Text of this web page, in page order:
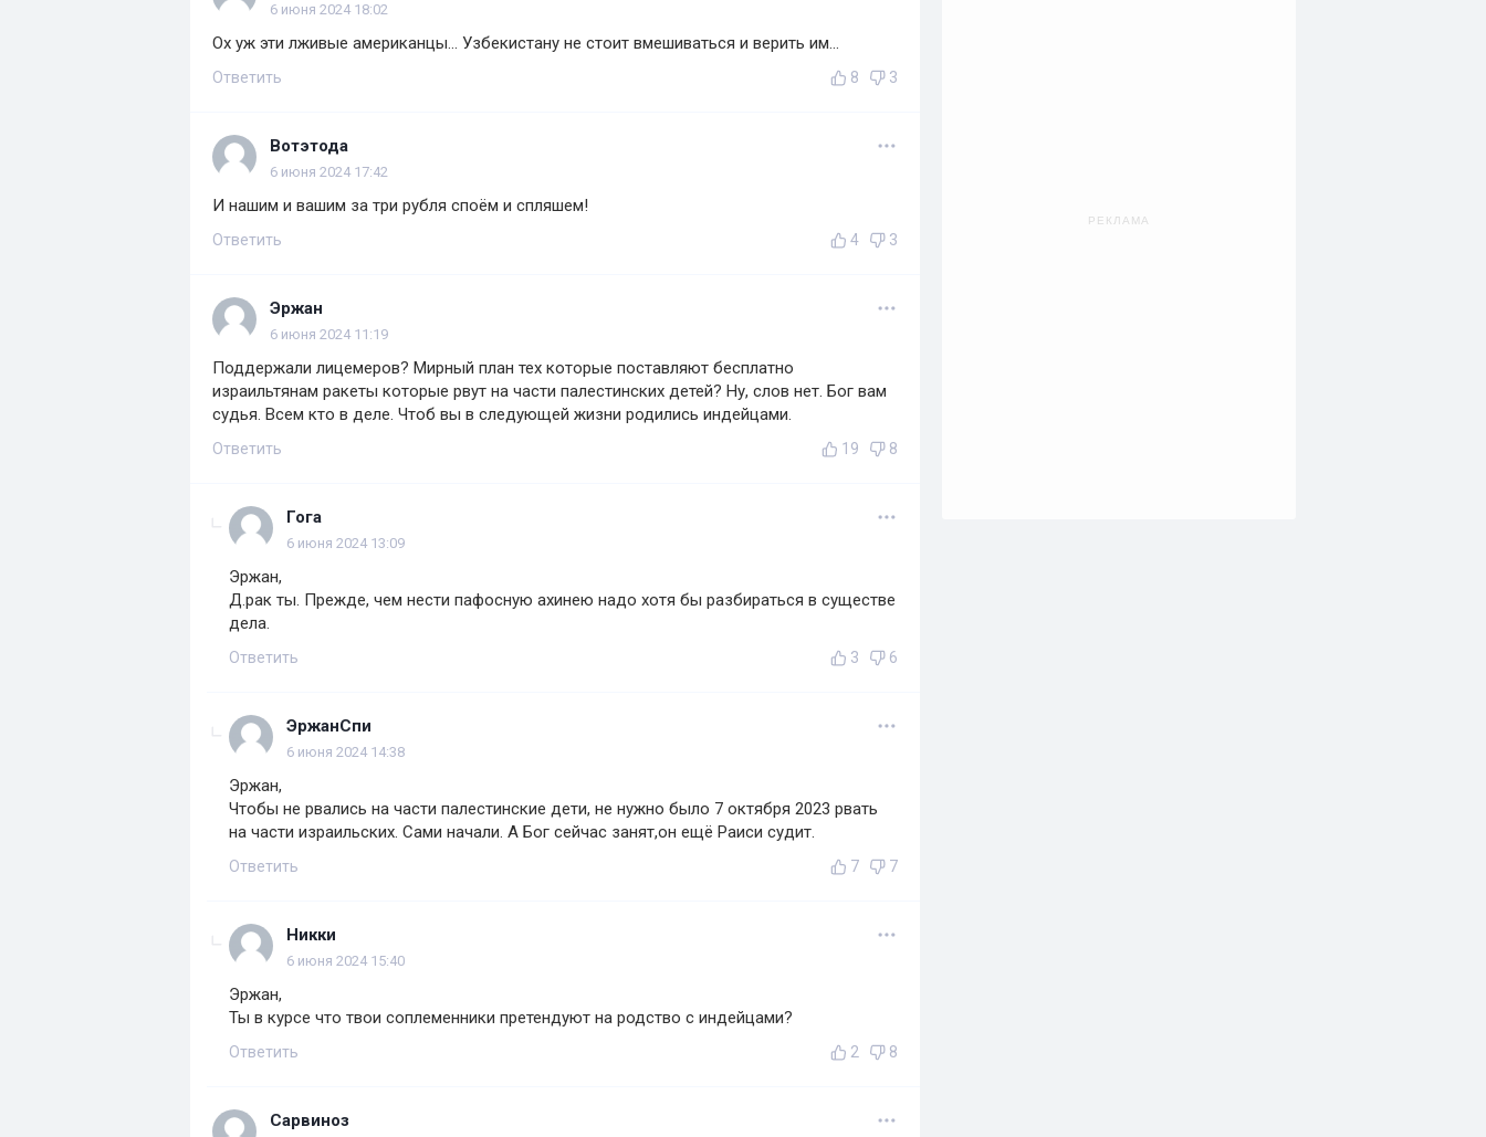
6 июня 2024 18:02
Ох уж эти лживые американцы... Узбекистану не стоит вмешиваться и верить им...
Ответить 8 3
Вотэтода
6 июня 2024 17:42
И нашим и вашим за три рубля споём и спляшем!
Ответить 4 3
Эржан
6 июня 2024 11:19
Поддержали лицемеров? Мирный план тех которые поставляют бесплатно
израильтянам ракеты которые рвут на части палестинских детей? Ну, слов нет. Бог вам
судья. Всем кто в деле. Чтоб вы в следующей жизни родились индейцами.
Ответить 19 8
Гога
6 июня 2024 13:09
Эржан,
Д.рак ты. Прежде, чем нести пафосную ахинею надо хотя бы разбираться в существе
дела.
Ответить 3 6
ЭржанСпи
6 июня 2024 14:38
Эржан,
Чтобы не рвались на части палестинские дети, не нужно было 7 октября 2023 рвать
на части израильских. Сами начали. А Бог сейчас занят,он ещё Раиси судит.
Ответить 7 7
Никки
6 июня 2024 15:40
Эржан,
Ты в курсе что твои соплеменники претендуют на родство с индейцами?
Ответить 2 8
Сарвиноз